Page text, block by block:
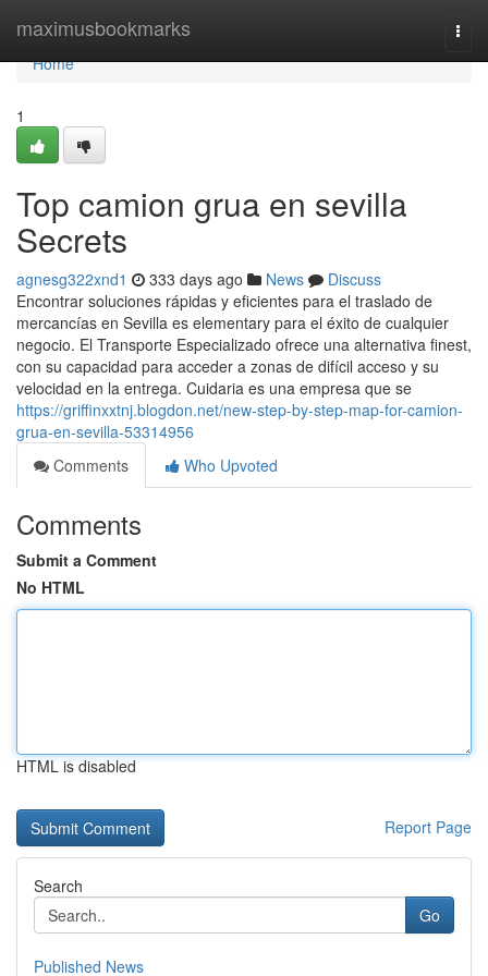
maximusbookmarks
Home
Home
1
Top camion grua en sevilla
Secrets
agnesg322xnd1 333 days ago News
Discuss
Encontrar soluciones rápidas y eficientes para el traslado de
mercancías en Sevilla es elementary para el éxito de cualquier
negocio. El Transporte Especializado ofrece una alternativa finest,
con su capacidad para acceder a zonas de difícil acceso y su
velocidad en la entrega. Cuidaria es una empresa que se
https://griffinxxtnj.blogdon.net/new-step-by-step-map-for-camion-
grua-en-sevilla-53314956
Comments
Who Upvoted
Comments
Submit a Comment
No HTML
HTML is disabled
Report Page
Search
Go
Published News